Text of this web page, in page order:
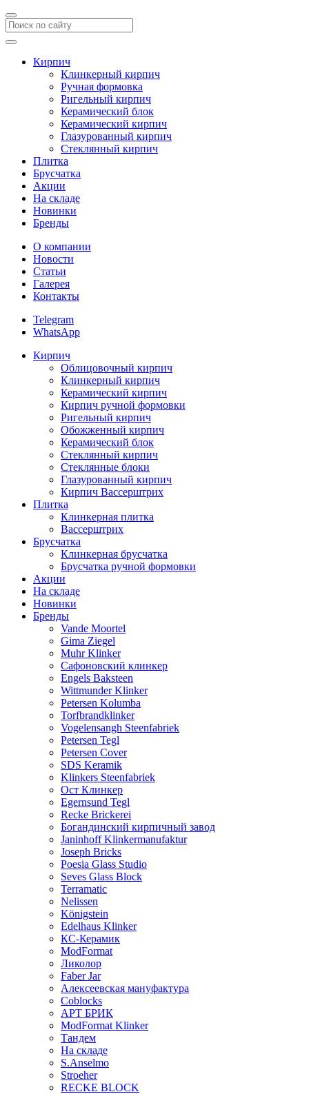
Кирпич
Клинкерный кирпич
Ручная формовка
Ригельный кирпич
Керамический блок
Керамический кирпич
Глазурованный кирпич
Стеклянный кирпич
Плитка
Брусчатка
Акции
На складе
Новинки
Бренды
О компании
Новости
Статьи
Галерея
Контакты
Telegram
WhatsApp
Кирпич
Облицовочный кирпич
Клинкерный кирпич
Керамический кирпич
Кирпич ручной формовки
Ригельный кирпич
Обожженный кирпич
Керамический блок
Стеклянный кирпич
Стеклянные блоки
Глазурованный кирпич
Кирпич Вассерштрих
Плитка
Клинкерная плитка
Вассерштрих
Брусчатка
Клинкерная брусчатка
Брусчатка ручной формовки
Акции
На складе
Новинки
Бренды
Vande Moortel
Gima Ziegel
Muhr Klinker
Сафоновский клинкер
Engels Baksteen
Wittmunder Klinker
Petersen Kolumba
Torfbrandklinker
Vogelensangh Steenfabriek
Petersen Tegl
Petersen Cover
SDS Keramik
Klinkers Steenfabriek
Ост Клинкер
Egernsund Tegl
Recke Brickerei
Богандинский кирпичный завод
Janinhoff Klinkermanufaktur
Joseph Bricks
Poesia Glass Studio
Seves Glass Block
Terramatic
Nelissen
Königstein
Edelhaus Klinker
КС-Керамик
ModFormat
Ликолор
Faber Jar
Алексеевская мануфактура
Coblocks
АРТ БРИК
ModFormat Klinker
Тандем
На складе
S.Anselmo
Stroeher
RECKE BLOCK